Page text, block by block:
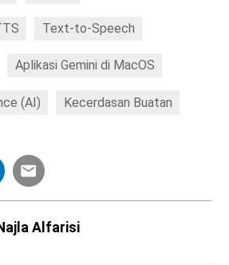
Text-to-Speech
Aplikasi Gemini di MacOS
(AI) Kecerdasan Buatan
Alfarisi